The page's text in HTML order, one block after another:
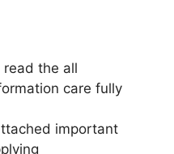
the all
care fully
important